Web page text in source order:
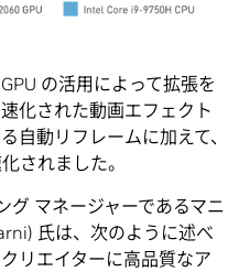
の活用によって拡張を
化された動画エフェクト
自動リフレームに加えて、
されました。
グ マネージャーであるマニ
氏は、次のように述べ
リエイターに高品質なア